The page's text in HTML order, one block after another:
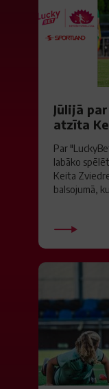
Jūlijā
atzīta
Par
labāko
Keita
balsojumā,